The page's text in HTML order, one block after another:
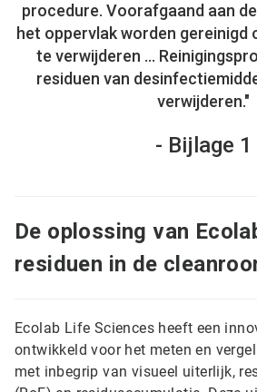
procedure. Voorafgaand aan
het oppervlak worden gereinigd
te verwijderen ...
residuen van
verwijderen."
- Bijlage 1
De oplossing van
residuen in de
Ecolab Life Sciences heeft een
ontwikkeld voor het meten en
met inbegrip van visueel uiterlijk,